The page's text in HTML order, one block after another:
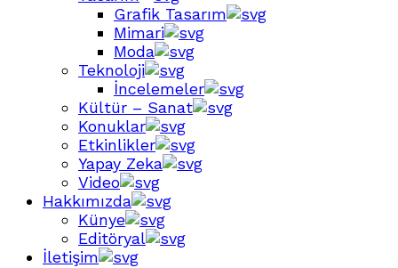
Grafik Tasarım
Mimari
Moda
Teknoloji
İncelemeler
Kültür – Sanat
Konuklar
Etkinlikler
Yapay Zeka
Video
Hakkımızda
Künye
Editöryal
İletişim